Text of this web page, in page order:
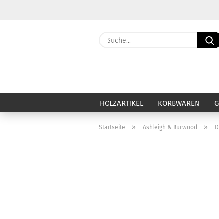
HOLZARTIKEL KORBWAREN
Startseite » Ashleigh & Burwood »